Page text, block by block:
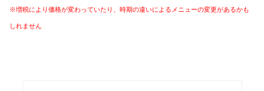
※増税により価格が変わっていたり、時期の違いによるメニューの変更があるかも
しれません